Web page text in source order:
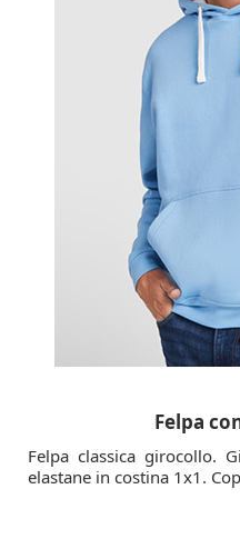
Felpa
Felpa classica girocollo.
elastane in costina 1x1.